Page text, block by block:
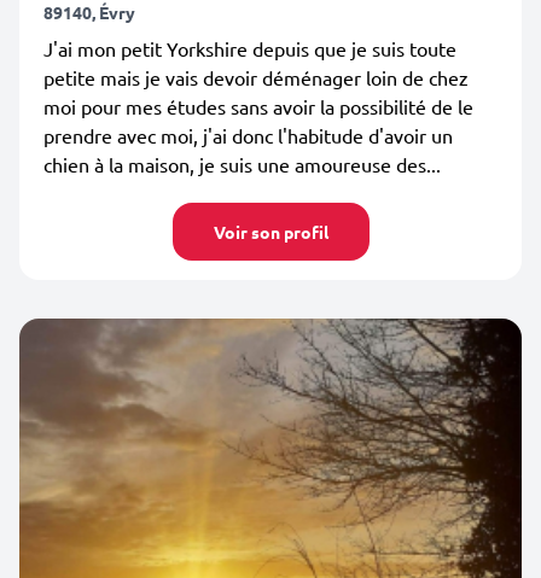
89140, Évry
J'ai mon petit Yorkshire depuis que je suis toute
petite mais je vais devoir déménager loin de chez
moi pour mes études sans avoir la possibilité de le
prendre avec moi, j'ai donc l'habitude d'avoir un
chien à la maison, je suis une amoureuse des...
Voir son profil